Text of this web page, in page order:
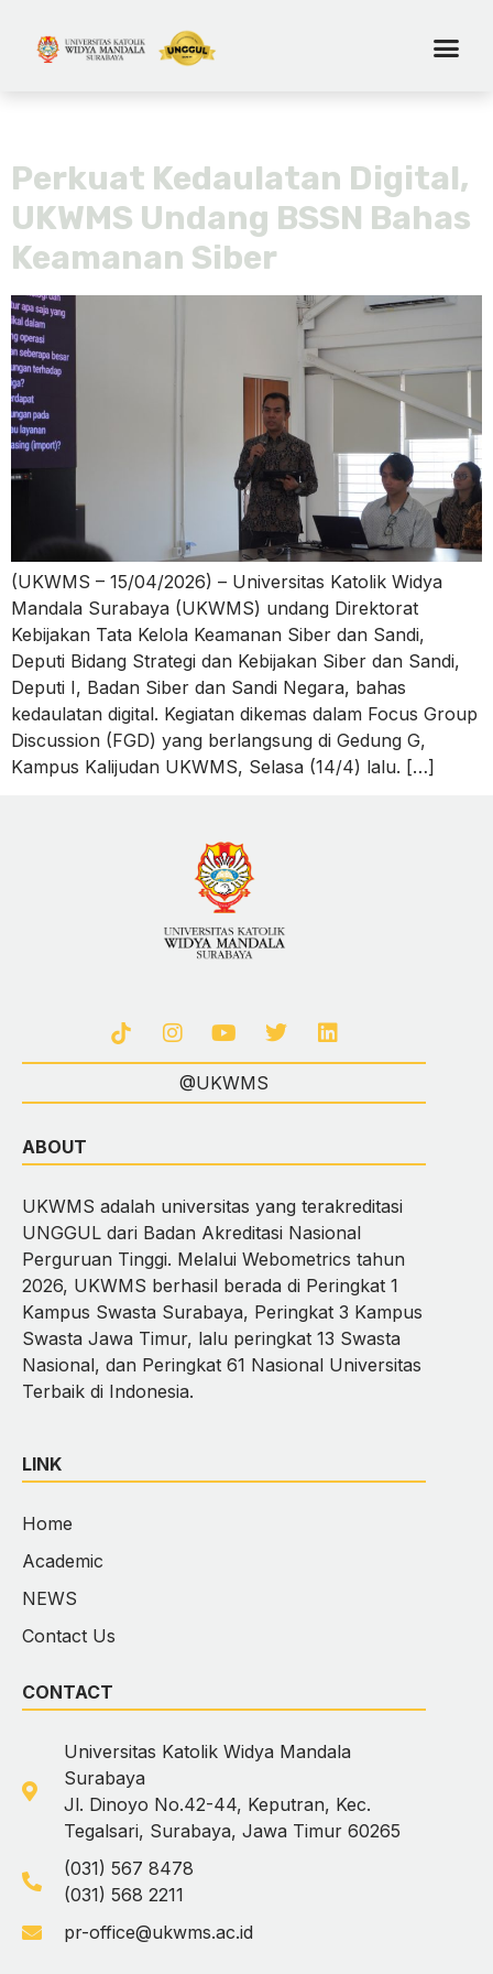
Perkuat Kedaulatan Digital,
UKWMS Undang BSSN Bahas
Keamanan Siber
(UKWMS – 15/04/2026) – Universitas Katolik Widya
Mandala Surabaya (UKWMS) undang Direktorat
Kebijakan Tata Kelola Keamanan Siber dan Sandi,
Deputi Bidang Strategi dan Kebijakan Siber dan Sandi,
Deputi I, Badan Siber dan Sandi Negara, bahas
kedaulatan digital. Kegiatan dikemas dalam Focus Group
Discussion (FGD) yang berlangsung di Gedung G,
Kampus Kalijudan UKWMS, Selasa (14/4) lalu. […]
@UKWMS
ABOUT
UKWMS adalah universitas yang terakreditasi
UNGGUL dari Badan Akreditasi Nasional
Perguruan Tinggi. Melalui Webometrics tahun
2026, UKWMS berhasil berada di Peringkat 1
Kampus Swasta Surabaya, Peringkat 3 Kampus
Swasta Jawa Timur, lalu peringkat 13 Swasta
Nasional, dan Peringkat 61 Nasional Universitas
Terbaik di Indonesia.
LINK
Home
Academic
NEWS
Contact Us
CONTACT
Universitas Katolik Widya Mandala
Surabaya
Jl. Dinoyo No.42-44, Keputran, Kec.
Tegalsari, Surabaya, Jawa Timur 60265
(031) 567 8478
(031) 568 2211
pr-office@ukwms.ac.id